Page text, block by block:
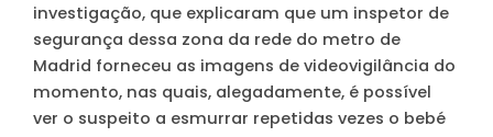
investigação, que explicaram que um inspetor de
segurança dessa zona da rede do metro de
Madrid forneceu as imagens de videovigilância do
momento, nas quais, alegadamente, é possível
ver o suspeito a esmurrar repetidas vezes o bebé